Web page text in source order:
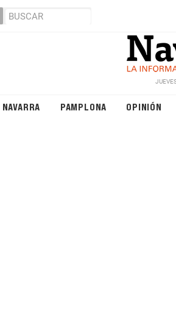
NAVARRA PAMPLONA OPINIÓN